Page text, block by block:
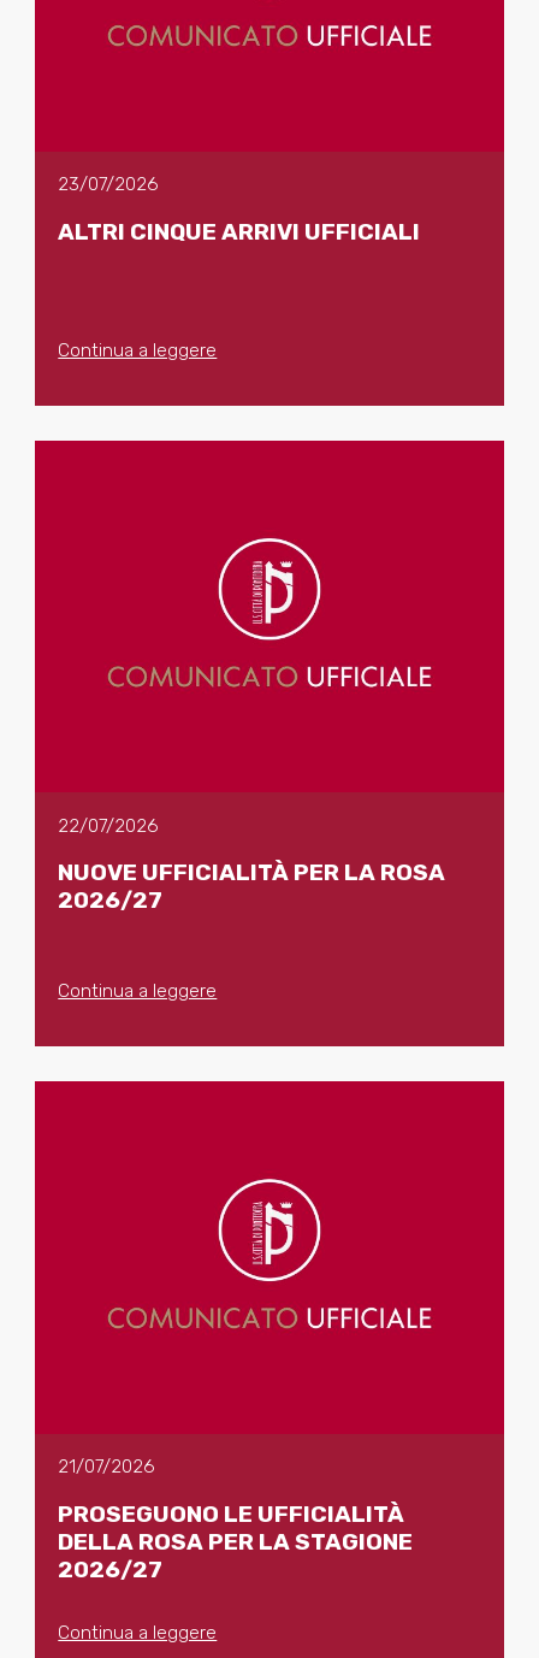
23/07/2026
ALTRI CINQUE ARRIVI UFFICIALI
Continua a leggere
22/07/2026
NUOVE UFFICIALITÀ PER LA ROSA
2026/27
Continua a leggere
21/07/2026
PROSEGUONO LE UFFICIALITÀ
DELLA ROSA PER LA STAGIONE
2026/27
Continua a leggere